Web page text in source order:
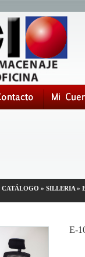
CATÁLOGO » SILLERIA »
E-